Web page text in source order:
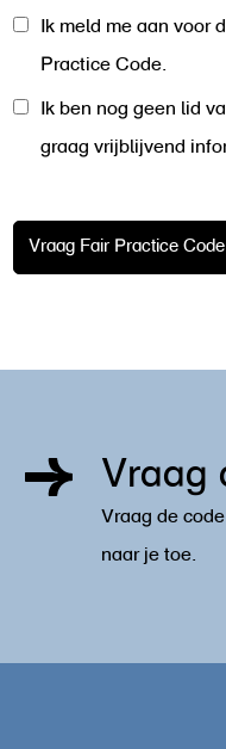
Ik meld me aan voor
Practice Code.
Ik ben nog geen lid
graag vrijblijvend
Vraag
Vraag de
naar je toe.